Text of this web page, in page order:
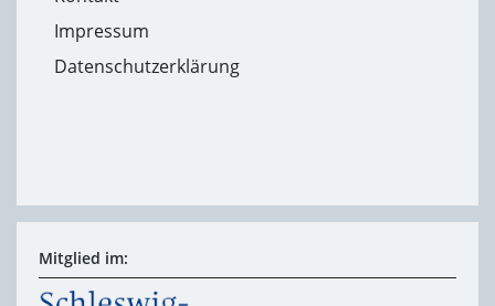
Impressum
Datenschutzerklärung
Mitglied im: